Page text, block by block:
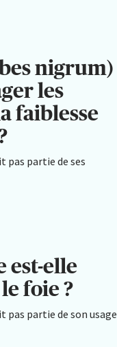
nigrum)
les
faiblesse
pas partie de ses
est-elle
foie ?
pas partie de son usage